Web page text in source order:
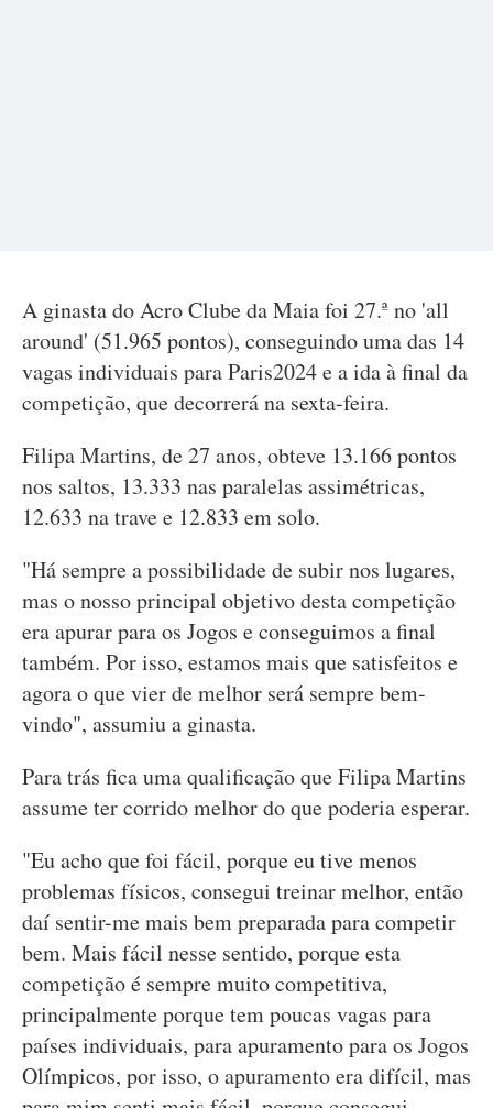
A ginasta do Acro Clube da Maia foi 27.ª no 'all
around' (51.965 pontos), conseguindo uma das 14
vagas individuais para Paris2024 e a ida à final da
competição, que decorrerá na sexta-feira.
Filipa Martins, de 27 anos, obteve 13.166 pontos
nos saltos, 13.333 nas paralelas assimétricas,
12.633 na trave e 12.833 em solo.
"Há sempre a possibilidade de subir nos lugares,
mas o nosso principal objetivo desta competição
era apurar para os Jogos e conseguimos a final
também. Por isso, estamos mais que satisfeitos e
agora o que vier de melhor será sempre bem-
vindo", assumiu a ginasta.
Para trás fica uma qualificação que Filipa Martins
assume ter corrido melhor do que poderia esperar.
"Eu acho que foi fácil, porque eu tive menos
problemas físicos, consegui treinar melhor, então
daí sentir-me mais bem preparada para competir
bem. Mais fácil nesse sentido, porque esta
competição é sempre muito competitiva,
principalmente porque tem poucas vagas para
países individuais, para apuramento para os Jogos
Olímpicos, por isso, o apuramento era difícil, mas